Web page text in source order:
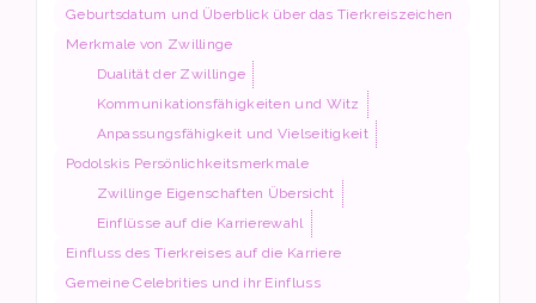
Geburtsdatum und Überblick über das Tierkreiszeichen
Merkmale von Zwillinge
Dualität der Zwillinge
Kommunikationsfähigkeiten und Witz
Anpassungsfähigkeit und Vielseitigkeit
Podolskis Persönlichkeitsmerkmale
Zwillinge Eigenschaften Übersicht
Einflüsse auf die Karrierewahl
Einfluss des Tierkreises auf die Karriere
Gemeine Celebrities und ihr Einfluss